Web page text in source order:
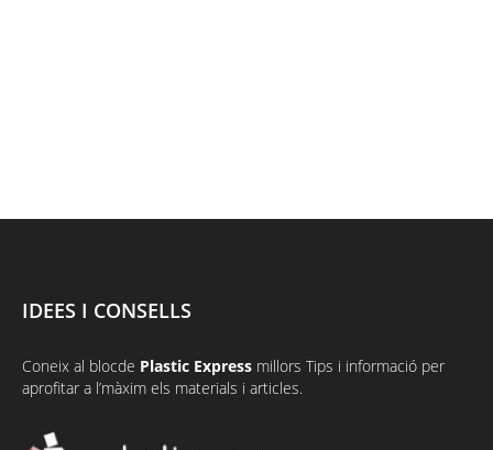
IDEES I CONSELLS
Coneix al blocde Plastic Express millors Tips i informació per
aprofitar a l’màxim els materials i articles.